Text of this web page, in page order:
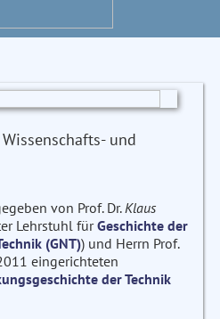
und
von Prof. Dr.Klaus
Lehrstuhl fürGeschichte der
(GNT)) und Herrn Prof.
eingerichteten
der Technik